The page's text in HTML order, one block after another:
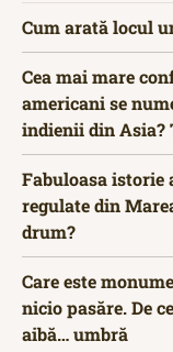
Cum arată locul
Cea mai mare
americani se
indienii din Asia?
Fabuloasa istorie
regulate din
drum?
Care este
nicio pasăre. De
aibă… umbră